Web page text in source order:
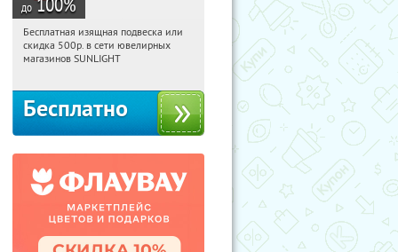
до
10:36:12 Получили:
Россия
Бесплатная изящная подвеска или
скидка 500р. в сети ювелирных
магазинов SUNLIGHT
Бесплатно